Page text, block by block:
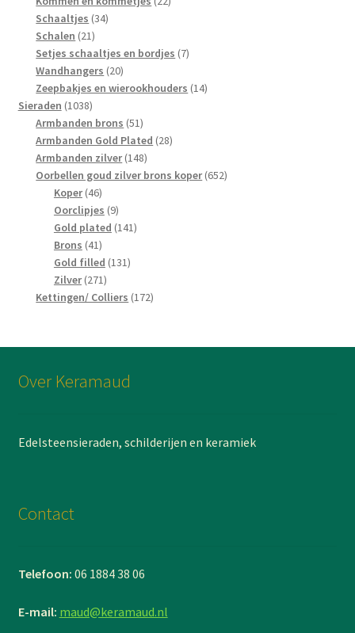
Schaaltjes 3434
Schalen 2121
producten
Setjes schaaltjes en bordjes 77
Wandhangers 2020
producten
Zeepbakjes en wierookhouders 1414
Sieraden 10381038
producten
Armbanden brons 5151
producten
Armbanden Gold Plated 2828
Armbanden zilver 148148
producten
Oorbellen goud zilver brons koper 652652
Koper 4646
producten
Oorclipjes 99
producten
Gold plated 141141
Brons 4141
producten
Gold filled 131131
Zilver 271271
producten
Kettingen/ Colliers 172172
Over Keramaud
Edelsteensieraden, schilderijen en keramiek
Contact
Telefoon: 06 1884 38 06
E-mail: maud@keramaud.nl